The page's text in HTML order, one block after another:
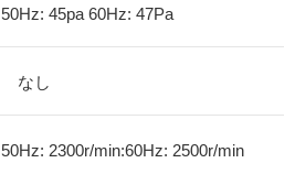
50Hz: 45pa 60Hz: 47Pa
なし
50Hz: 2300r/min:60Hz: 2500r/min